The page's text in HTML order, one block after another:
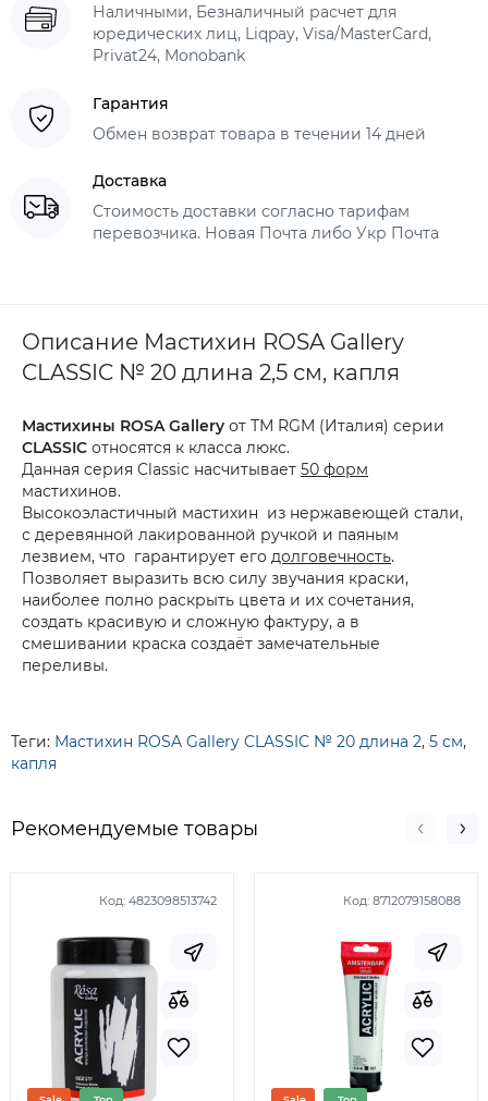
Наличными, Безналичный расчет для
юредических лиц, Liqpay, Visa/MasterCard,
Privat24, Monobank
Гарантия
Обмен возврат товара в течении 14 дней
Доставка
Стоимость доставки согласно тарифам
перевозчика. Новая Почта либо Укр Почта
Описание Мастихин ROSA Gallery
CLASSIC № 20 длина 2,5 см, капля
Мастихины ROSA Gallery от ТМ RGM (Италия) серии
CLASSIC относятся к класса люкс.
Данная серия Classic насчитывает 50 форм
мастихинов.
Высокоэластичный мастихин из нержавеющей стали,
с деревянной лакированной ручкой и паяным
лезвием, что гарантирует его долговечность.
Позволяет выразить всю силу звучания краски,
наиболее полно раскрыть цвета и их сочетания,
создать красивую и сложную фактуру, а в
смешивании краска создаёт замечательные
переливы.
Теги: Мастихин ROSA Gallery CLASSIC № 20 длина 2, 5 см,
капля
Рекомендуемые товары
Код: 4823098513742 Код: 8712079158088